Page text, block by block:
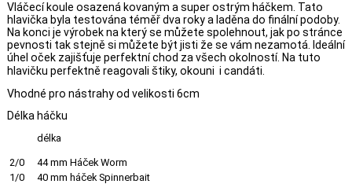
Vláčecí koule osazená kovaným a super ostrým háčkem. Tato
hlavička byla testována téměř dva roky a laděna do finální podoby.
Na konci je výrobek na který se můžete spolehnout, jak po stránce
pevnosti tak stejně si můžete být jisti že se vám nezamotá. Ideální
úhel oček zajišťuje perfektní chod za všech okolností. Na tuto
hlavičku perfektně reagovali štiky, okouni i candáti.
Vhodné pro nástrahy od velikosti 6cm
Délka háčku
délka
2/0
44 mm Háček Worm
1/0
40 mm háček Spinnerbait